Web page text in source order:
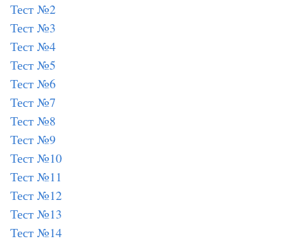
Тест №2
Тест №3
Тест №4
Тест №5
Тест №6
Тест №7
Тест №8
Тест №9
Тест №10
Тест №11
Тест №12
Тест №13
Тест №14